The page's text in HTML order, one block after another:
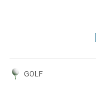
GOLF